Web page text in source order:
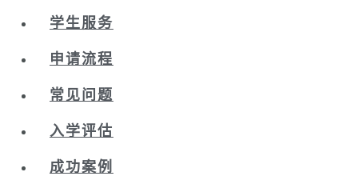
学生服务
申请流程
常见问题
入学评估
成功案例